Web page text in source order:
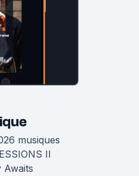
musiques
II
Awaits